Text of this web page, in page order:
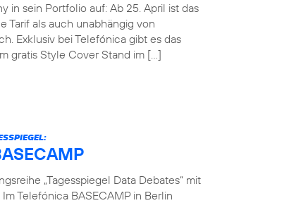
in sein Portfolio auf: Ab 25. April ist das
Tarif als auch unabhängig von
Exklusiv bei Telefónica gibt es das
gratis Style Cover Stand im […]
„Tagesspiegel Data Debates“ mit
Telefónica BASECAMP in Berlin